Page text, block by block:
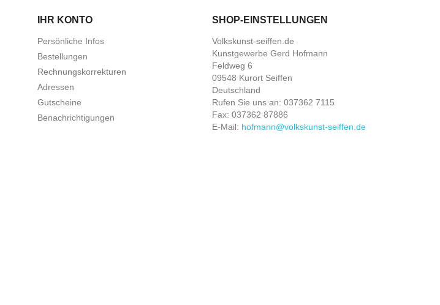
IHR KONTO
Persönliche Infos
Bestellungen
Rechnungskorrekturen
Adressen
Gutscheine
Benachrichtigungen
SHOP-EINSTELLUNGEN
Volkskunst-seiffen.de
Kunstgewerbe Gerd Hofmann
Feldweg 6
09548 Kurort Seiffen
Deutschland
Rufen Sie uns an: 037362 7115
Fax: 037362 87886
E-Mail: hofmann@volkskunst-seiffen.de